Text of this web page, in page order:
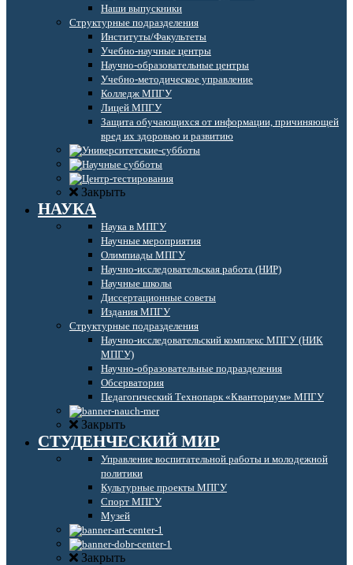
Наши выпускники
Структурные подразделения
Институты/Факультеты
Учебно-научные центры
Научно-образовательные центры
Учебно-методическое управление
Колледж МПГУ
Лицей МПГУ
Защита обучающихся от информации, причиняющей
вред их здоровью и развитию
Закрыть
НАУКА
Наука в МПГУ
Научные мероприятия
Олимпиады МПГУ
Научно-исследовательская работа (НИР)
Научные школы
Диссертационные советы
Издания МПГУ
Структурные подразделения
Научно-исследовательский комплекс МПГУ (НИК
МПГУ)
Научно-образовательные подразделения
Обсерватория
Педагогический Технопарк «Кванториум» МПГУ
Закрыть
СТУДЕНЧЕСКИЙ МИР
Управление воспитательной работы и молодежной
политики
Культурные проекты МПГУ
Спорт МПГУ
Музей
Закрыть